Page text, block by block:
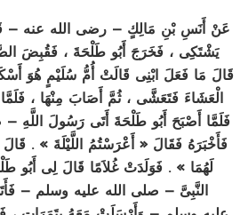
عَنْ أَنَسِ بْنِ مَالِكٍ – رضى الله عنه –
يَشْتَكِى ، فَخَرَجَ أَبُو طَلْحَةَ ، فَقُبِضَ
قَالَ مَا فَعَلَ ابْنِى قَالَتْ أُمُّ سُلَيْمٍ هُوَ
الْعَشَاءَ فَتَعَشَّى ، ثُمَّ أَصَابَ مِنْهَا ،
فَلَمَّا أَصْبَحَ أَبُو طَلْحَةَ أَتَى رَسُولَ اللَّهِ
فَأَخْبَرَهُ فَقَالَ « أَعْرَسْتُمُ اللَّيْلَةَ » .
لَهُمَا » . فَوَلَدَتْ غُلاَمًا قَالَ لِى أَبُو
النَّبِىَّ – صلى الله عليه وسلم –